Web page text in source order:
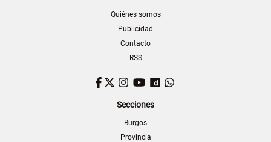
Quiénes somos
Publicidad
Contacto
RSS
Facebook
TwitterInstagram
YouTubeDailymotion
Secciones
Burgos
Provincia